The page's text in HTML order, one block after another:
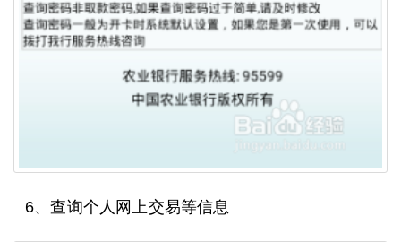
6、查询个人网上交易等信息